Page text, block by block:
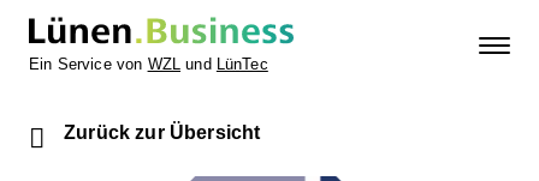
Ein Service von WZL und LünTec
Zurück zur Übersicht